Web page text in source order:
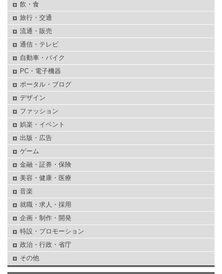
飲・食
旅行・交通
流通・販売
通信・テレビ
自動車・バイク
PC・電子機器
ポータル・ブログ
デザイン
ファッション
娯楽・イベント
出版・広告
ゲーム
金融・証券・保険
美容・健康・医療
音楽
就職・求人・採用
企画・制作・開発
特設・プロモーション
政治・行政・省庁
その他